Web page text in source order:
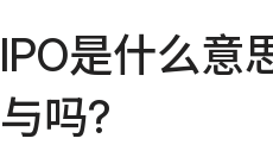
IPO是什么意
与吗?